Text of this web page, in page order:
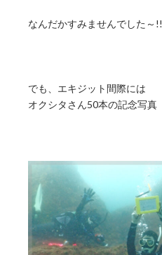
なんだかすみませんでした～!!
でも、エキジット間際には
オクシタさん50本の記念写真